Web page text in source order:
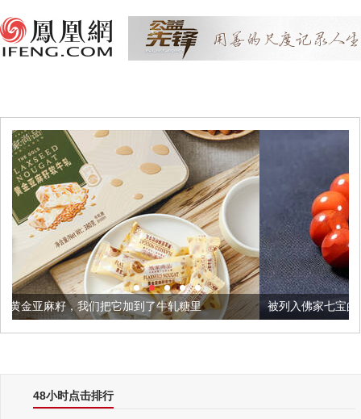
它加到了牛轧糖里 被列入佛家七宝的它到底有多美？
48小时点击排行